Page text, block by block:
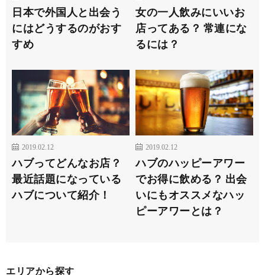
日本で外国人と出会う
にはどうするのがおす
すめ
女の一人飲みにいいお
店ってある？ 常連にな
るには？
2019.02.12
ハブってどんなお店？
最近話題になっている
ハブについて紹介！
2019.02.12
ハブのハッピーアワー
でお得に飲める？ 出会
いにもオススメなハッ
ピーアワーとは？
エリアから探す